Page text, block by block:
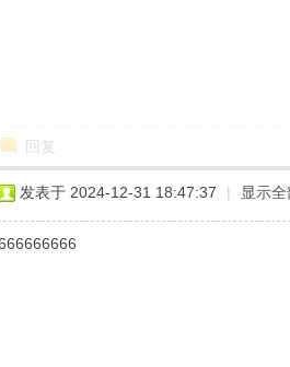
回复
发表于 2024-12-31 18:47:37 | 显示